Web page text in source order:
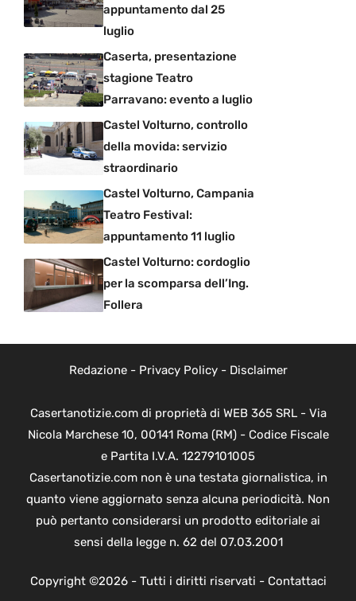
appuntamento dal 25
luglio
Caserta, presentazione
stagione Teatro
Parravano: evento a luglio
Castel Volturno, controllo
della movida: servizio
straordinario
Castel Volturno, Campania
Teatro Festival:
appuntamento 11 luglio
Castel Volturno: cordoglio
per la scomparsa dell’Ing.
Follera
Redazione- Privacy Policy- Disclaimer
Casertanotizie.com di proprietà di WEB 365 SRL - Via
Nicola Marchese 10, 00141 Roma (RM) - Codice Fiscale
e Partita I.V.A. 12279101005
Casertanotizie.com non è una testata giornalistica, in
quanto viene aggiornato senza alcuna periodicità. Non
può pertanto considerarsi un prodotto editoriale ai
sensi della legge n. 62 del 07.03.2001
Copyright ©2026 - Tutti i diritti riservati - Contattaci